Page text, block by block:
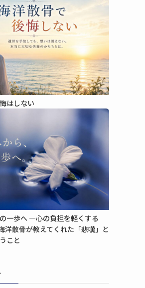
は​しない
一歩へ​ ―心の​負担を​軽く​する​
散骨が​教えてくれた​「悲嘆」と​
こと